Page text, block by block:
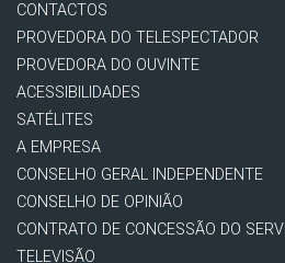
CONTACTOS
PROVEDORA DO TELESPECTADOR
PROVEDORA DO OUVINTE
ACESSIBILIDADES
SATÉLITES
A EMPRESA
CONSELHO GERAL INDEPENDENTE
CONSELHO DE OPINIÃO
CONTRATO DE CONCESSÃO DO
TELEVISÃO